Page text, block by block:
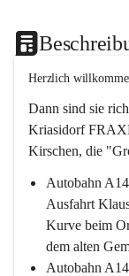
Herzlich
Dann sind sie
Kriasidorf
Kirschen, die
Autobahn
Ausfahrt
Kurve beim
dem alten
Autobahn